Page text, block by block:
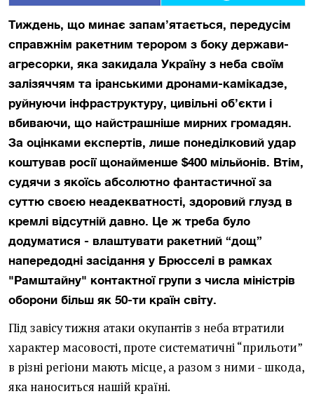
Тиждень, що минає запам’ятається, передусім
справжнім ракетним терором з боку держави-
агресорки, яка закидала Україну з неба своїм
залізяччям та іранськими дронами-камікадзе,
руйнуючи інфраструктуру, цивільні об’єкти і
вбиваючи, що найстрашніше мирних громадян.
За оцінками експертів, лише понеділковий удар
коштував росії щонайменше $400 мільйонів. Втім,
судячи з якоїсь абсолютно фантастичної за
суттю своєю неадекватності, здоровий глузд в
кремлі відсутній давно. Це ж треба було
додуматися - влаштувати ракетний “дощ”
напередодні засідання у Брюсселі в рамках
"Рамштайну" контактної групи з числа міністрів
оборони більш як 50-ти країн світу.
Під завісу тижня атаки окупантів з неба втратили
характер масовості, проте систематичні “прильоти”
в різні регіони мають місце, а разом з ними - шкода,
яка наноситься нашій країні.